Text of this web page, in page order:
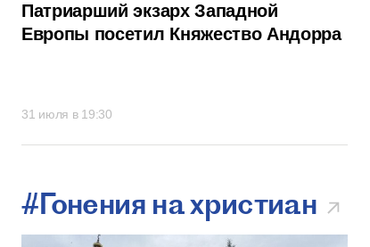
Патриарший экзарх Западной
Европы посетил Княжество Андорра
31 июля в 19:30
#Гонения на христиан